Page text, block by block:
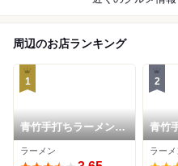
周辺のお店ランキング
1
青竹手打ちラーメン
大和
ラーメン
2
青竹
おお
ラーメ